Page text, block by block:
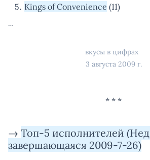
Kings of Convenience (11)
…
вкусы в цифрах
3 августа 2009 г.
→ Топ-5 исполнителей
завершающаяся 2009-7-26)